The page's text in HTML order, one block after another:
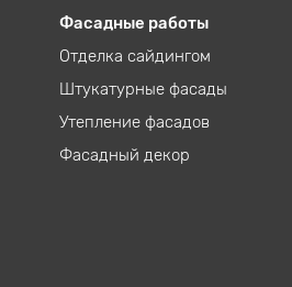
Фасадные работы
Отделка сайдингом
Штукатурные фасады
Утепление фасадов
Фасадный декор